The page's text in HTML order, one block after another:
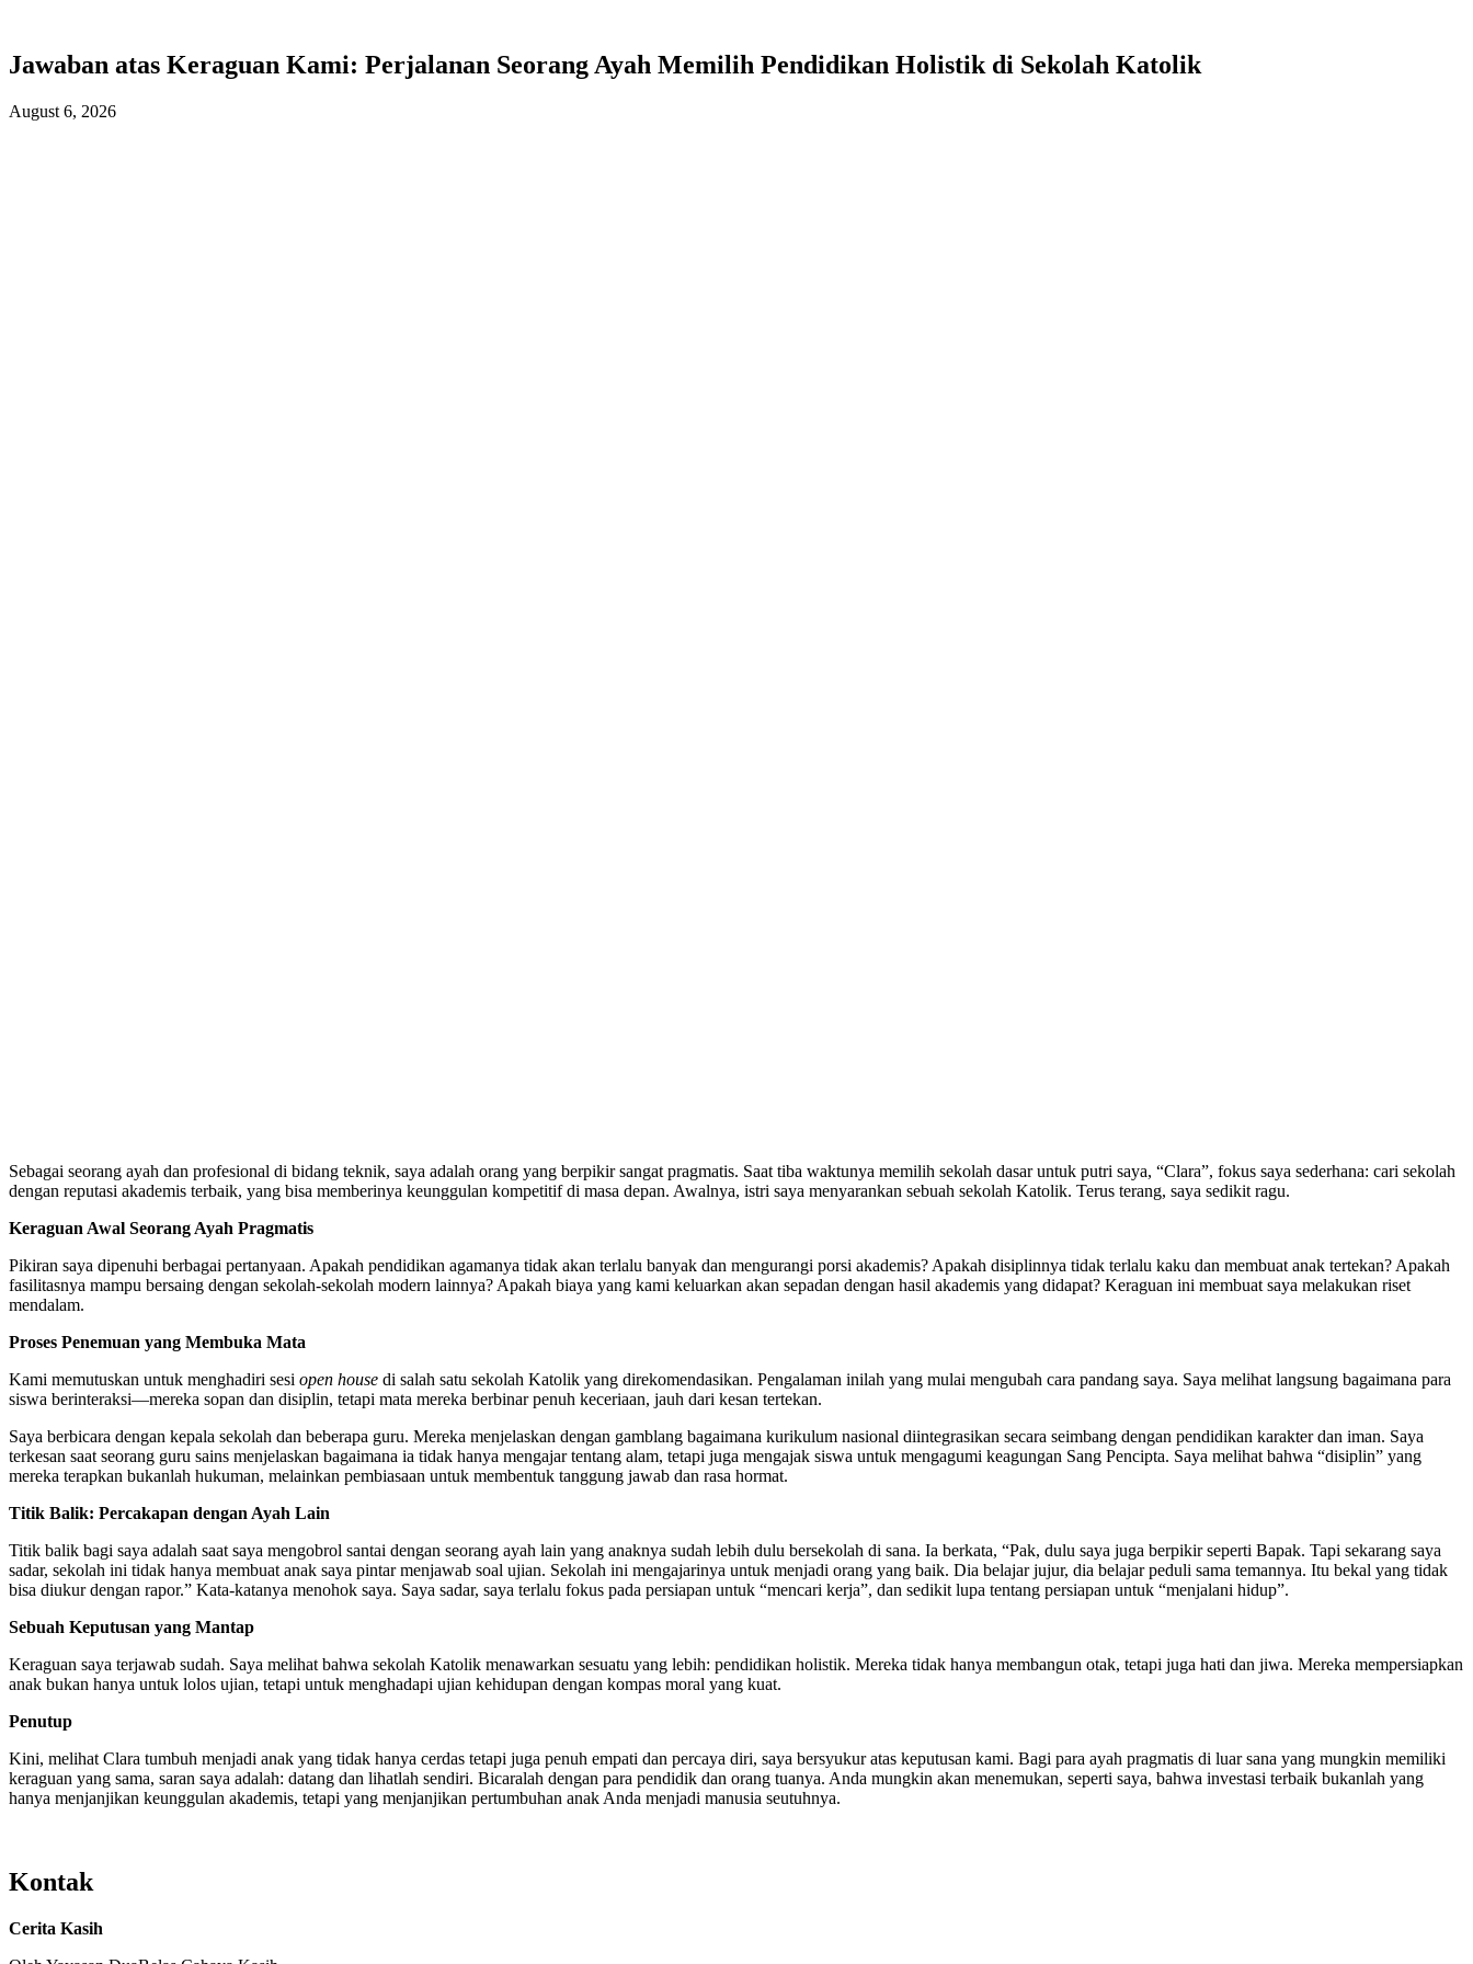
Jawaban atas Keraguan Kami: Perjalanan Seorang Ayah Memilih Pendidikan Holistik di Sekolah Katolik
August 6, 2026
Sebagai seorang ayah dan profesional di bidang teknik, saya adalah orang yang berpikir sangat pragmatis. Saat tiba waktunya memilih sekolah dasar untuk putri saya, “Clara”, fokus saya sederhana: cari sekolah
dengan reputasi akademis terbaik, yang bisa memberinya keunggulan kompetitif di masa depan. Awalnya, istri saya menyarankan sebuah sekolah Katolik. Terus terang, saya sedikit ragu.
Keraguan Awal Seorang Ayah Pragmatis
Pikiran saya dipenuhi berbagai pertanyaan. Apakah pendidikan agamanya tidak akan terlalu banyak dan mengurangi porsi akademis? Apakah disiplinnya tidak terlalu kaku dan membuat anak tertekan? Apakah
fasilitasnya mampu bersaing dengan sekolah-sekolah modern lainnya? Apakah biaya yang kami keluarkan akan sepadan dengan hasil akademis yang didapat? Keraguan ini membuat saya melakukan riset
mendalam.
Proses Penemuan yang Membuka Mata
Kami memutuskan untuk menghadiri sesi open house di salah satu sekolah Katolik yang direkomendasikan. Pengalaman inilah yang mulai mengubah cara pandang saya. Saya melihat langsung bagaimana para
siswa berinteraksi—mereka sopan dan disiplin, tetapi mata mereka berbinar penuh keceriaan, jauh dari kesan tertekan.
Saya berbicara dengan kepala sekolah dan beberapa guru. Mereka menjelaskan dengan gamblang bagaimana kurikulum nasional diintegrasikan secara seimbang dengan pendidikan karakter dan iman. Saya
terkesan saat seorang guru sains menjelaskan bagaimana ia tidak hanya mengajar tentang alam, tetapi juga mengajak siswa untuk mengagumi keagungan Sang Pencipta. Saya melihat bahwa “disiplin” yang
mereka terapkan bukanlah hukuman, melainkan pembiasaan untuk membentuk tanggung jawab dan rasa hormat.
Titik Balik: Percakapan dengan Ayah Lain
Titik balik bagi saya adalah saat saya mengobrol santai dengan seorang ayah lain yang anaknya sudah lebih dulu bersekolah di sana. Ia berkata, “Pak, dulu saya juga berpikir seperti Bapak. Tapi sekarang saya
sadar, sekolah ini tidak hanya membuat anak saya pintar menjawab soal ujian. Sekolah ini mengajarinya untuk menjadi orang yang baik. Dia belajar jujur, dia belajar peduli sama temannya. Itu bekal yang tidak
bisa diukur dengan rapor.” Kata-katanya menohok saya. Saya sadar, saya terlalu fokus pada persiapan untuk “mencari kerja”, dan sedikit lupa tentang persiapan untuk “menjalani hidup”.
Sebuah Keputusan yang Mantap
Keraguan saya terjawab sudah. Saya melihat bahwa sekolah Katolik menawarkan sesuatu yang lebih: pendidikan holistik. Mereka tidak hanya membangun otak, tetapi juga hati dan jiwa. Mereka mempersiapkan
anak bukan hanya untuk lolos ujian, tetapi untuk menghadapi ujian kehidupan dengan kompas moral yang kuat.
Penutup
Kini, melihat Clara tumbuh menjadi anak yang tidak hanya cerdas tetapi juga penuh empati dan percaya diri, saya bersyukur atas keputusan kami. Bagi para ayah pragmatis di luar sana yang mungkin memiliki
keraguan yang sama, saran saya adalah: datang dan lihatlah sendiri. Bicaralah dengan para pendidik dan orang tuanya. Anda mungkin akan menemukan, seperti saya, bahwa investasi terbaik bukanlah yang
hanya menjanjikan keunggulan akademis, tetapi yang menjanjikan pertumbuhan anak Anda menjadi manusia seutuhnya.
Kontak
Cerita Kasih